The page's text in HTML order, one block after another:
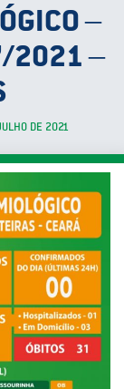
–
2021 –
DE 2021